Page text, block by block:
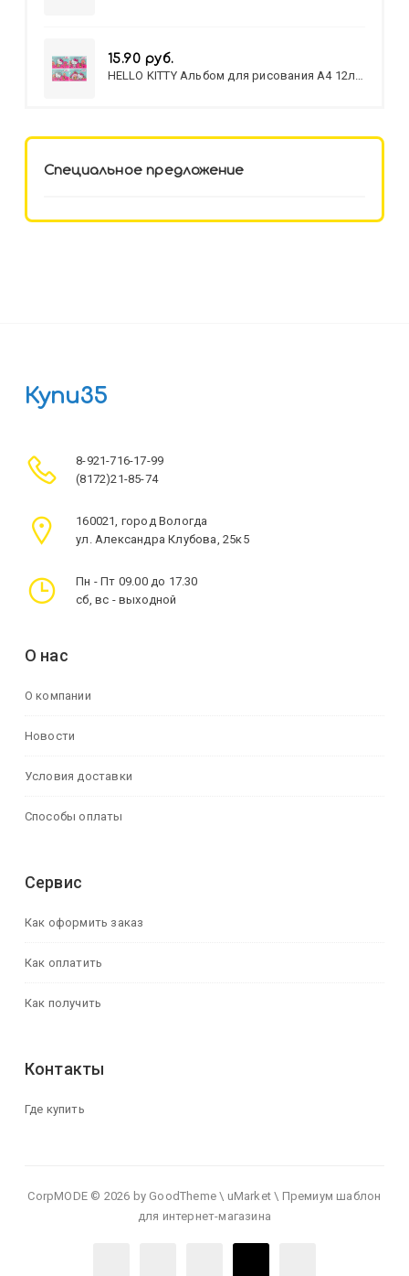
15.90 руб.
HELLO KITTY Альбом для рисования А4 12л.
Специальное предложение
Купи35
8-921-716-17-99
(8172)21-85-74
160021, город Вологда
ул. Александра Клубова, 25к5
Пн - Пт 09.00 до 17.30
сб, вс - выходной
О нас
О компании
Новости
Условия доставки
Способы оплаты
Сервис
Как оформить заказ
Как оплатить
Как получить
Контакты
Где купить
CorpMODE © 2026 by GoodTheme \ uMarket \ Премиум шаблон
для интернет-магазина